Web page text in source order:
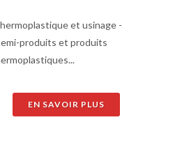
et usinage -
produits et produits
EN SAVOIR PLUS